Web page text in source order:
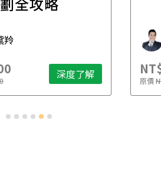
家 朱家棟
深度了解 原價